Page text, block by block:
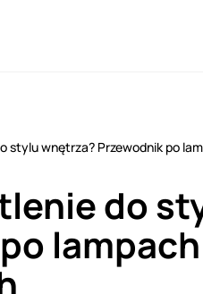
stylu wnętrza? Przewodnik po
do
lampach